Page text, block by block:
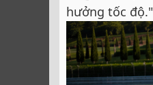
hưởng tốc độ."